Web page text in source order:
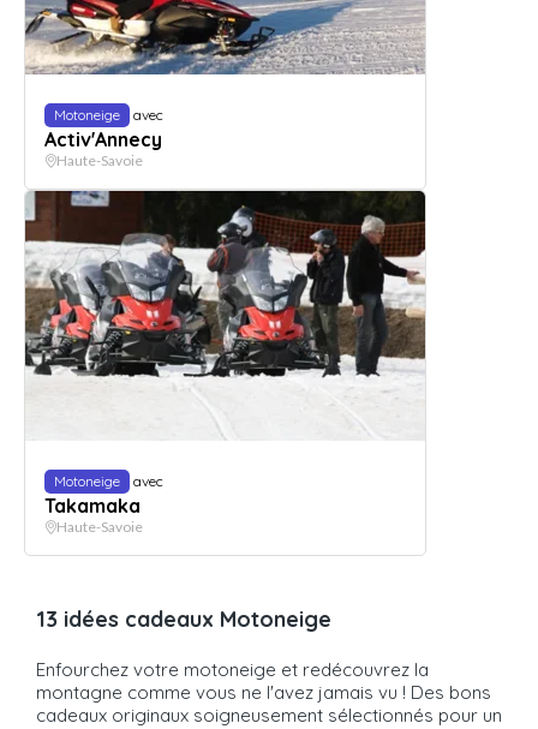
Motoneige avec
Activ'Annecy
Haute-Savoie
Motoneige avec
Takamaka
Haute-Savoie
13 idées cadeaux Motoneige
Enfourchez votre motoneige et redécouvrez la
montagne comme vous ne l'avez jamais vu ! Des bons
cadeaux originaux soigneusement sélectionnés pour un